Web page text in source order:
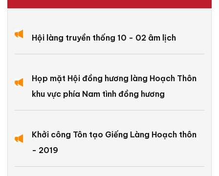
Hội làng truyền thống 10 - 02 âm lịch
Họp mặt Hội đồng hương làng Hoạch Thôn
khu vực phía Nam tình đồng hương
Khởi công Tôn tạo Giếng Làng Hoạch thôn
- 2019